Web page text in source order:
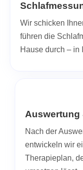
Wir schicken
führen die
Hause durch – in
Auswertung
Nach der
entwickeln wir
Therapieplan,